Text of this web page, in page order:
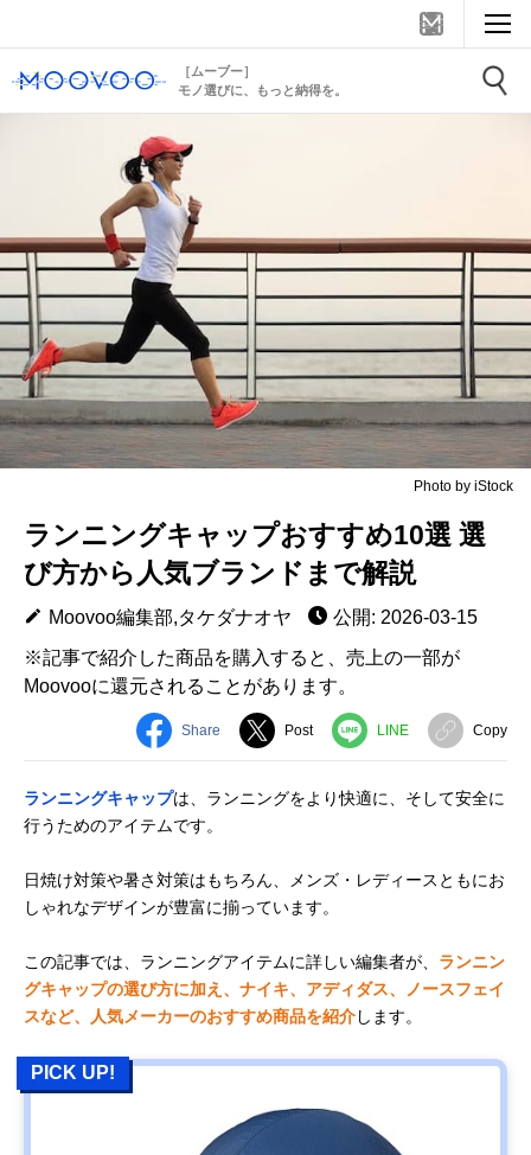
［ムーブー］
モノ選びに、もっと納得を。
Photo by iStock
ランニングキャップおすすめ10選 選
び方から人気ブランドまで解説
Moovoo編集部,タケダナオヤ
公開: 2026-03-15
※記事で紹介した商品を購入すると、売上の一部が
Moovooに還元されることがあります。
Share Post LINE Copy
ランニングキャップは、ランニングをより快適に、そして安全に
行うためのアイテムです。
日焼け対策や暑さ対策はもちろん、メンズ・レディースともにお
しゃれなデザインが豊富に揃っています。
この記事では、ランニングアイテムに詳しい編集者が、 ランニン
グキャップの選び方に加え、ナイキ、アディダス、ノースフェイ
スなど、人気メーカーのおすすめ商品を紹介します。
PICK UP!